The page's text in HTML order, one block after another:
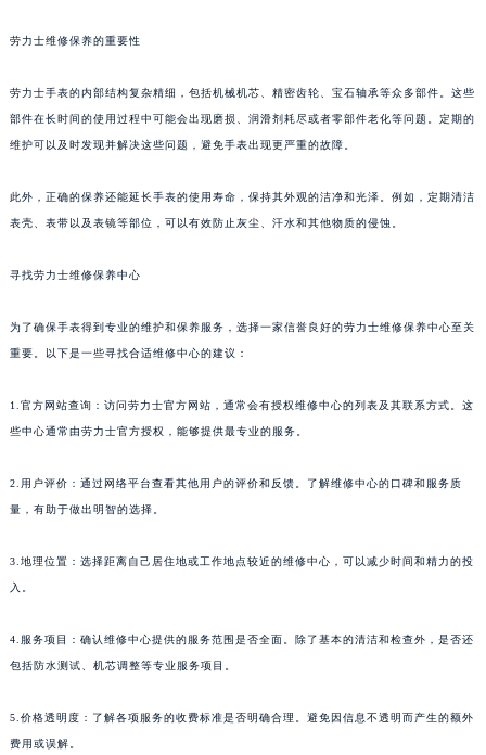
劳力士维修保养的重要性
劳力士手表的内部结构复杂精细，包括机械机芯、精密齿轮、宝石轴承等众多部件。这些
部件在长时间的使用过程中可能会出现磨损、润滑剂耗尽或者零部件老化等问题。定期的
维护可以及时发现并解决这些问题，避免手表出现更严重的故障。
此外，正确的保养还能延长手表的使用寿命，保持其外观的洁净和光泽。例如，定期清洁
表壳、表带以及表镜等部位，可以有效防止灰尘、汗水和其他物质的侵蚀。
寻找劳力士维修保养中心
为了确保手表得到专业的维护和保养服务，选择一家信誉良好的劳力士维修保养中心至关
重要。以下是一些寻找合适维修中心的建议：
1.官方网站查询：访问劳力士官方网站，通常会有授权维修中心的列表及其联系方式。这
些中心通常由劳力士官方授权，能够提供最专业的服务。
2.用户评价：通过网络平台查看其他用户的评价和反馈。了解维修中心的口碑和服务质
量，有助于做出明智的选择。
3.地理位置：选择距离自己居住地或工作地点较近的维修中心，可以减少时间和精力的投
入。
4.服务项目：确认维修中心提供的服务范围是否全面。除了基本的清洁和检查外，是否还
包括防水测试、机芯调整等专业服务项目。
5.价格透明度：了解各项服务的收费标准是否明确合理。避免因信息不透明而产生的额外
费用或误解。